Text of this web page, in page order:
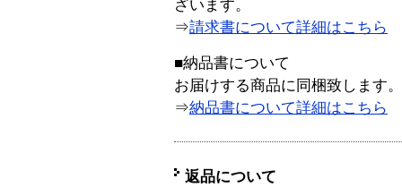
ざいます。
⇒請求書について詳細はこちら
■納品書について
お届けする商品に同梱致します。
⇒納品書について詳細はこちら
返品について